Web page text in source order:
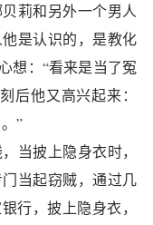
莉和另外一个男人
是认识的，是教化
想：“看来是当了冤
后他又高兴起来：
”
当披上隐身衣时，
当起窃贼，通过几
行，披上隐身衣，